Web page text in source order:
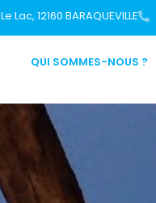
Le Lac, 12160 BARAQUEVILLE
QUI SOMMES-NOUS ?